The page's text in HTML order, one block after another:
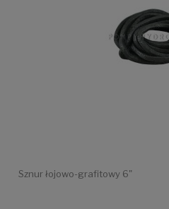
Sznur łojowo-grafitowy 6"